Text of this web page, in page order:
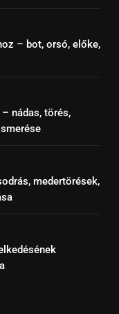
– bot, orsó, előke,
nádas, törés,
medertörések,